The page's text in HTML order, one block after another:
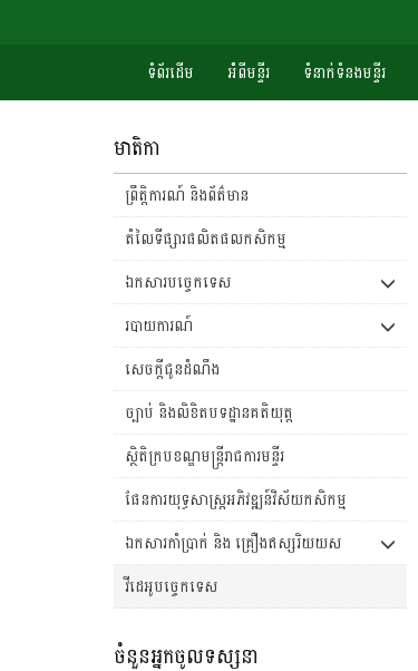
ទំព័រដើម អំំពីមន្ទីរ ទំនាក់ទំនងមន្ទីរ
មាតិកា
ព្រឹត្តិការណ៍ និងព័ត៌មាន
តំលៃទីផ្សារផលិតផលកសិកម្ម
ឯកសារបច្ចេកទេស
របាយការណ៍
សេចក្តីជូនដំណឹង
ច្បាប់ និងលិខិតបទដ្ឋានគតិយុត្ត
ស្ថិតិក្របខណ្ឌមន្រ្តីរាជការមន្ទីរ
ផែនការយុទ្ធសាស្រ្តអភិវឌ្ឍន៍វិស័យកសិកម្ម
ឯកសារកាំប្រាក់ និង គ្រឿងឥស្សរិយយស
វីដេអូបច្ចេកទេស
ចំនួនអ្នកចូលទស្សនា